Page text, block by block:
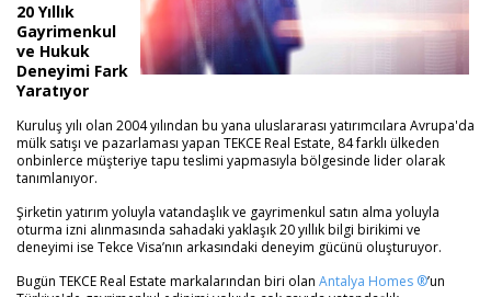
20 Yıllık
Gayrimenkul
ve Hukuk
Deneyimi Fark
Yaratıyor
Kuruluş yılı olan 2004 yılından bu yana uluslararası yatırımcılara Avrupa'da
mülk satışı ve pazarlaması yapan TEKCE Real Estate, 84 farklı ülkeden
onbinlerce müşteriye tapu teslimi yapmasıyla bölgesinde lider olarak
tanımlanıyor.
Şirketin yatırım yoluyla vatandaşlık ve gayrimenkul satın alma yoluyla
oturma izni alınmasında sahadaki yaklaşık 20 yıllık bilgi birikimi ve
deneyimi ise Tekce Visa’nın arkasındaki deneyim gücünü oluşturuyor.
Bugün TEKCE Real Estate markalarından biri olan Antalya Homes ®’un